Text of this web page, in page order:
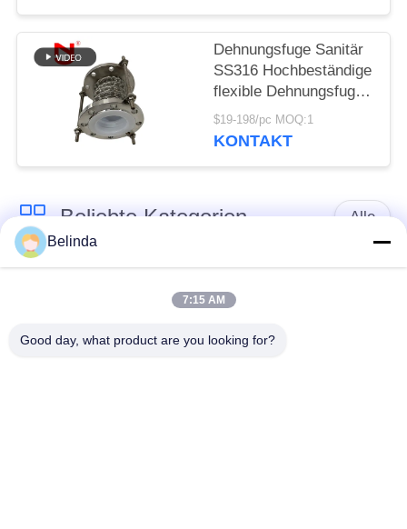
Dehnungsfuge Sanitär
SS316 Hochbeständige
flexible Dehnungsfuge
mit PTFE-Auskleidung
$19-198/pc MOQ:1
KONTAKT
Beliebte Kategorien Alle
Verlegte Dehnfuge
Belinda
7:15 AM
Good day, what product are you looking for?